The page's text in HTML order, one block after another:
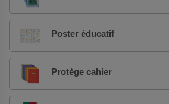
Poster éducatif
Protège cahier